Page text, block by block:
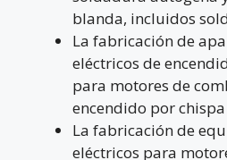
blanda, incluidos
La fabricación de
eléctricos de
para motores de
encendido por
La fabricación de
eléctricos para